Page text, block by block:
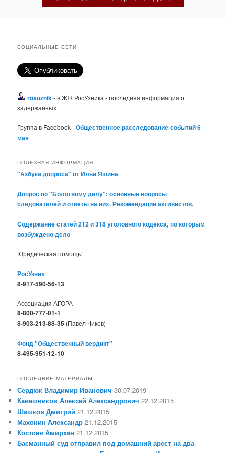
СОЦИАЛЬНЫЕ СЕТИ
rosuznik- в ЖЖ РосУзника - последняя информация о
задержанных
Группа в Facebook -Общественное расследование событий 6
мая
ПОЛЕЗНАЯ ИНФОРМАЦИЯ
"Азбука допроса" от Ильи Яшина
Допрос по "Болотному делу": основные вопросы
следователей и ответы на них. Рекомендации активистов.
Содержание статей 212 и 318 уголовного кодекса, по которым
возбуждено дело
Юридическая помощь:
РосУзник
8-917-590-56-13
Ассоциация АГОРА
8-800-777-01-1
8-903-213-88-35 (Павел Чиков)
Фонд "Общественный вердикт"
8-495-951-12-10
ПОСЛЕДНИЕ МАТЕРИАЛЫ
Сердюк Владимир Иванович 30.07.2019
Кавешников Алексей Александрович 22.12.2015
Шашков Дмитрий 21.12.2015
Махонин Александр 21.12.2015
Костоев Амирхан 21.12.2015
Басманный суд отправил под домашний арест на два